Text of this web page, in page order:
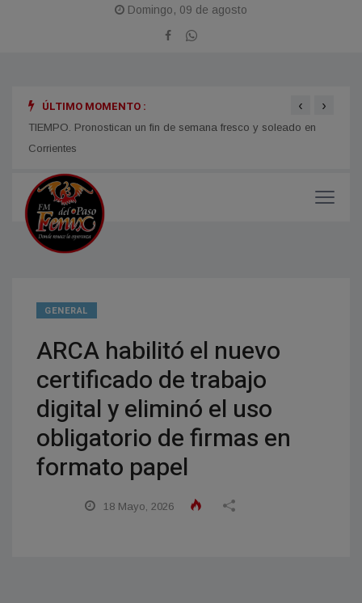
Domingo, 09 de agosto
ÚLTIMO MOMENTO :
TIEMPO. Pronostican un fin de semana fresco y soleado en
Corrientes
‹ ›
GENERAL
ARCA habilitó el nuevo
certificado de trabajo
digital y eliminó el uso
obligatorio de firmas en
formato papel
18 Mayo, 2026